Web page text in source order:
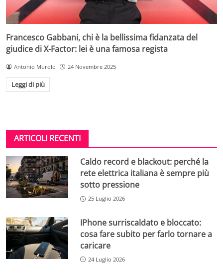
Francesco Gabbani, chi è la bellissima fidanzata del
giudice di X-Factor: lei è una famosa regista
Antonio Murolo 24 Novembre 2025
Leggi di più
ARTICOLI RECENTI
Caldo record e blackout: perché la
rete elettrica italiana è sempre più
sotto pressione
25 Luglio 2026
IPhone surriscaldato e bloccato:
cosa fare subito per farlo tornare a
caricare
24 Luglio 2026